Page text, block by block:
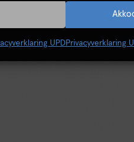
UPDPrivacyverklaring